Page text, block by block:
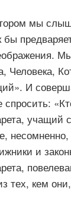
мы
бы
Человека,
И
учащий
и
тех, кем